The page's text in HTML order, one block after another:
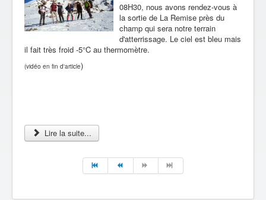
08H30, nous avons rendez-vous à
la sortie de La Remise près du
champ qui sera notre terrain
d'atterrissage. Le ciel est bleu mais
il fait très froid -5°C au thermomètre.
(vidéo en fin d'article)
Lire la suite...